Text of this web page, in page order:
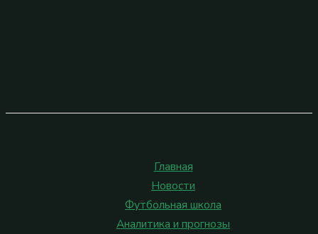
Главная
Новости
Футбольная школа
Аналитика и прогнозы